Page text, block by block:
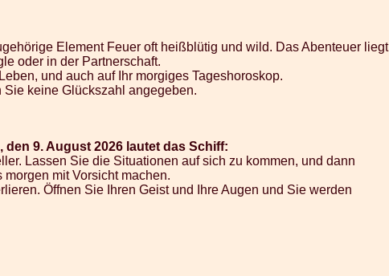
Element Feuer oft heißblütig und wild. Das Abenteuer liegt
oder in der Partnerschaft.
und auch auf Ihr morgiges Tageshoroskop.
keine Glückszahl angegeben.
9. August 2026 lautet das Schiff:
Lassen Sie die Situationen auf sich zu kommen, und dann
mit Vorsicht machen.
Öffnen Sie Ihren Geist und Ihre Augen und Sie werden